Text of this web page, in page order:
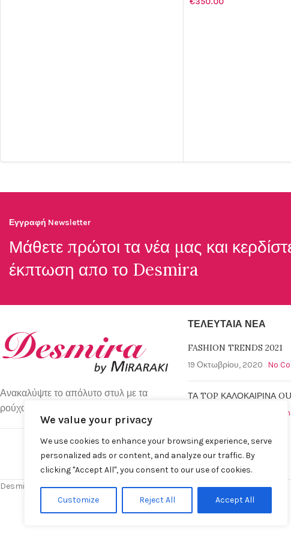
We value your privacy
We use cookies to enhance your browsing experience, serve
personalized ads or content, and analyze our traffic. By
clicking "Accept All", you consent to our use of cookies.
Customize Reject All Accept All
Εγγραφή Newsletter
Μάθετε πρώτοι τα νέα μας και
έκπτωση απο το Desmira
Ανακαλύψτε το απόλυτο στυλ με τα
ρούχα απο τη Desmira Collection.
ΤΕΛΕΥΤΑΊΑ ΝΈΑ
FASHION TRENDS 2021
19 Οκτωβρίου, 2020 No
ΤΑ TOP ΚΑΛΟΚΑΙΡΙΝΑ
No
Desmira by Despina Miraraki S.A. © 2025 | All rights Reserved